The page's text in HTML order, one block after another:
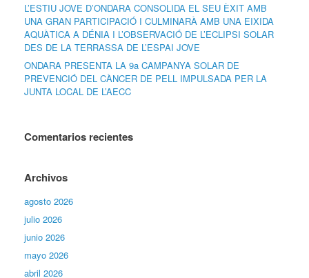
L’ESTIU JOVE D’ONDARA CONSOLIDA EL SEU ÈXIT AMB
UNA GRAN PARTICIPACIÓ I CULMINARÀ AMB UNA EIXIDA
AQUÀTICA A DÉNIA I L’OBSERVACIÓ DE L’ECLIPSI SOLAR
DES DE LA TERRASSA DE L’ESPAI JOVE
ONDARA PRESENTA LA 9a CAMPANYA SOLAR DE
PREVENCIÓ DEL CÀNCER DE PELL IMPULSADA PER LA
JUNTA LOCAL DE L’AECC
Comentarios recientes
Archivos
agosto 2026
julio 2026
junio 2026
mayo 2026
abril 2026